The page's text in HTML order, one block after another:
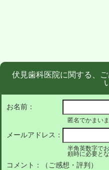
伏見歯科医院に関する、
お名前：
匿名でかまいま
メールアドレス：
半角英数字で
頼時に必要とな
コメント：（ご感想・評判）